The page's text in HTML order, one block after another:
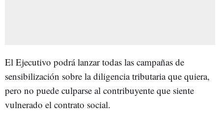
El Ejecutivo podrá lanzar todas las campañas de
sensibilización sobre la diligencia tributaria que quiera,
pero no puede culparse al contribuyente que siente
vulnerado el contrato social.